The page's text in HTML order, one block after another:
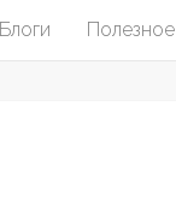
Блоги Полезное